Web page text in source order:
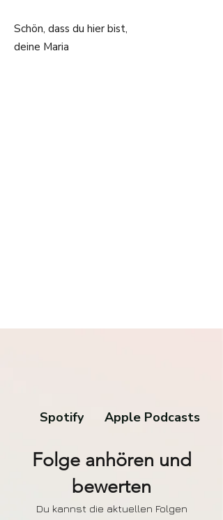
Schön, dass du hier bist,
deine Maria
Spotify Apple Podcasts
Folge anhören und
bewerten
Du kannst die aktuellen Folgen